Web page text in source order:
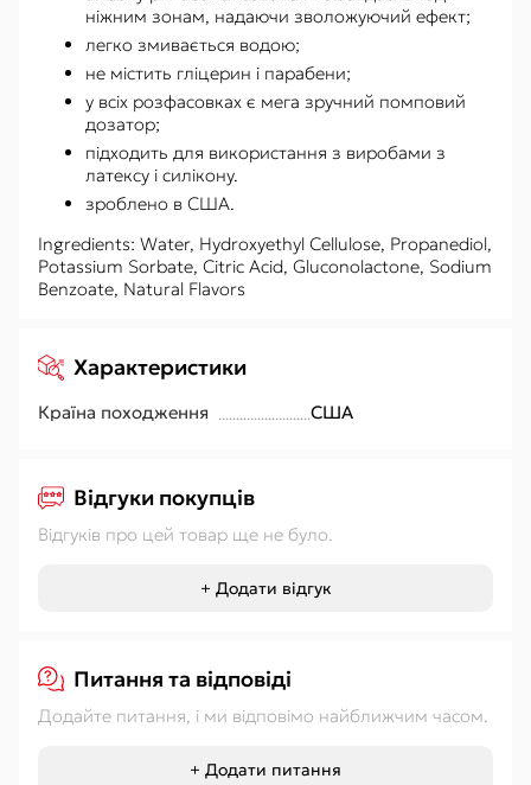
ніжним зонам, надаючи зволожуючий ефект;
легко змивається водою;
не містить гліцерин і парабени;
у всіх розфасовках є мега зручний помповий
дозатор;
підходить для використання з виробами з
латексу і силікону.
зроблено в США.
Ingredients: Water, Hydroxyethyl Cellulose, Propanediol,
Potassium Sorbate, Citric Acid, Gluconolactone, Sodium
Benzoate, Natural Flavors
Характеристики
Країна походження США
Відгуки покупців
Відгуків про цей товар ще не було.
+ Додати відгук
Питання та відповіді
Додайте питання, і ми відповімо найближчим часом.
+ Додати питання